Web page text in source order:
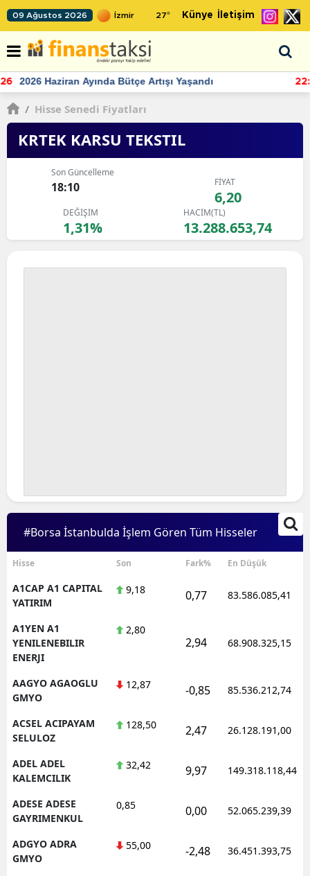
09 Ağustos 2026 27° Künye İletişim
22:24 TCMB'nin rezervlerinde artan momentum devam ediyor
/ Hisse Senedi Fiyatları
KRTEK KARSU TEKSTIL
Son Güncelleme
18:10 FİYAT
6,20
DEĞİŞİM
1,31%
HACİM(TL)
13.288.653,74
#Borsa İstanbulda İşlem Gören Tüm Hisseler
Hisse Son Fark% En Düşük
A1CAP A1 CAPITAL
YATIRIM
9,18 0,77 83.586.085,41
A1YEN A1
YENILENEBILIR
ENERJI
2,80
2,94 68.908.325,15
AAGYO AGAOGLU
GMYO
12,87 -0,85 85.536.212,74
ACSEL ACIPAYAM
SELULOZ
128,50 2,47 26.128.191,00
ADEL ADEL
KALEMCILIK
32,42 9,97 149.318.118,44
ADESE ADESE
GAYRIMENKUL
0,85 0,00 52.065.239,39
ADGYO ADRA
GMYO
55,00 -2,48 36.451.393,75